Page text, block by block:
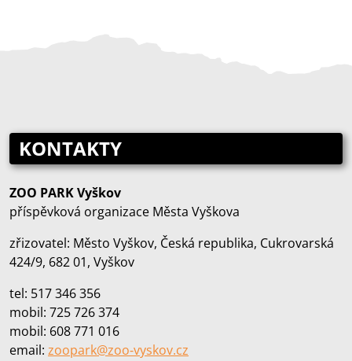
KONTAKTY
ZOO PARK Vyškov
příspěvková organizace Města Vyškova
zřizovatel: Město Vyškov, Česká republika, Cukrovarská
424/9, 682 01, Vyškov
tel: 517 346 356
mobil: 725 726 374
mobil: 608 771 016
email: zoopark@zoo‑vyskov.cz